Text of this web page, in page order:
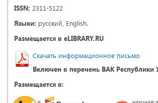
ISSN: 2311-5122
Языки: русский, English.
Размещается в eLIBRARY.RU
Скачать информационное письмо
Включен в перечень ВАК Республики
Размещается в: